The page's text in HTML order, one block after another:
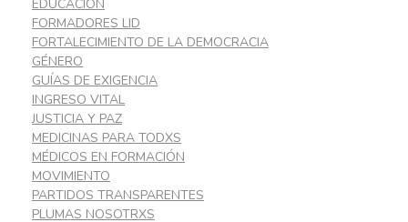
EDUCACIÓN
FORMADORES LID
FORTALECIMIENTO DE LA DEMOCRACIA
GÉNERO
GUÍAS DE EXIGENCIA
INGRESO VITAL
JUSTICIA Y PAZ
MEDICINAS PARA TODXS
MÉDICOS EN FORMACIÓN
MOVIMIENTO
PARTIDOS TRANSPARENTES
PLUMAS NOSOTRXS